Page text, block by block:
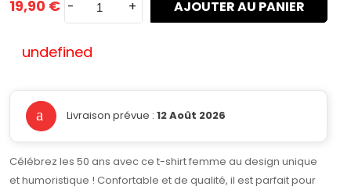
19,90 € - + AJOUTER AU PANIER
undefined
Livraison prévue : 12 Août 2026
Célébrez les 50 ans avec ce t-shirt femme au design unique
et humoristique ! Confortable et de qualité, il est parfait pour